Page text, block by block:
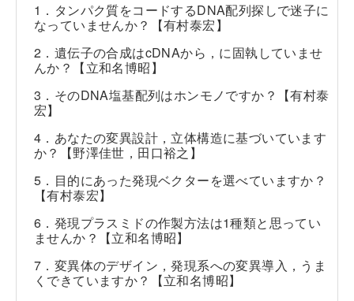
1．タンパク質をコードするDNA配列探しで迷子に
なっていませんか？【有村泰宏】
2．遺伝子の合成はcDNAから，に固執していませ
んか？【立和名博昭】
3．そのDNA塩基配列はホンモノですか？【有村泰
宏】
4．あなたの変異設計，立体構造に基づいています
か？【野澤佳世，田口裕之】
5．目的にあった発現ベクターを選べていますか？
【有村泰宏】
6．発現プラスミドの作製方法は1種類と思ってい
ませんか？【立和名博昭】
7．変異体のデザイン，発現系への変異導入，うま
くできていますか？【立和名博昭】